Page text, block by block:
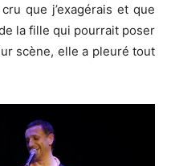
que j’exagérais et que
la fille qui pourrait poser
scène, elle a pleuré tout